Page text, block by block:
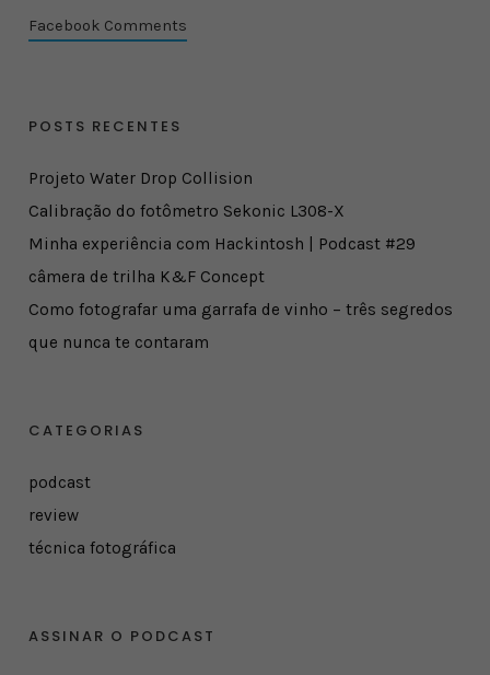
Facebook Comments
POSTS RECENTES
Projeto Water Drop Collision
Calibração do fotômetro Sekonic L308-X
Minha experiência com Hackintosh | Podcast #29
câmera de trilha K&F Concept
Como fotografar uma garrafa de vinho – três segredos
que nunca te contaram
CATEGORIAS
podcast
review
técnica fotográfica
ASSINAR O PODCAST